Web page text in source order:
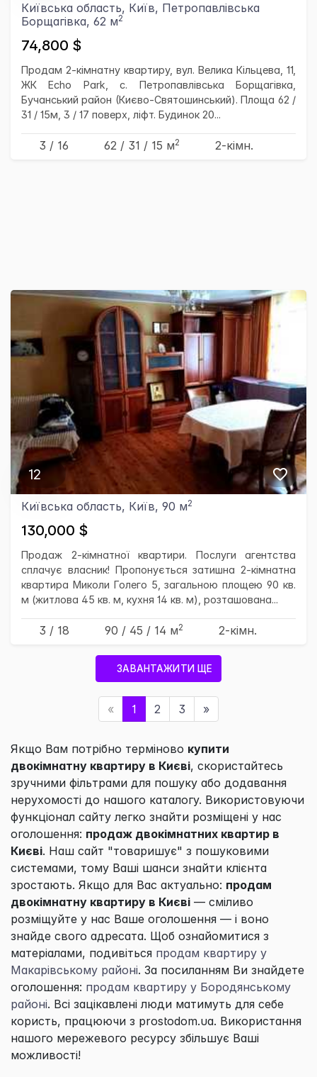
Київська область, Київ, Петропавлівська
Борщагівка, 62 м2
74,800 $
Продам 2-кімнатну квартиру, вул. Велика Кільцева, 11,
ЖК Echo Park, с. Петропавлівська Борщагівка,
Бучанський район (Києво-Святошинський). Площа 62 /
31 / 15м, 3 / 17 поверх, ліфт. Будинок 20...
3 / 16 62 / 31 / 15 м2 2-кімн.
12
Київська область, Київ, 90 м2
130,000 $
Продаж 2-кімнатної квартири. Послуги агентства
сплачує власник! Пропонується затишна 2-кімнатна
квартира Миколи Голего 5, загальною площею 90 кв.
м (житлова 45 кв. м, кухня 14 кв. м), розташована...
3 / 18 90 / 45 / 14 м2 2-кімн.
« 1 2 3 »
ЗАВАНТАЖИТИ ЩЕ
Якщо Вам потрібно терміново купити
двокімнатну квартиру в Києві, скористайтесь
зручними фільтрами для пошуку або додавання
нерухомості до нашого каталогу. Використовуючи
функціонал сайту легко знайти розміщені у нас
оголошення: продаж двокімнатних квартир в
Києві. Наш сайт "товаришує" з пошуковими
системами, тому Ваші шанси знайти клієнта
зростають. Якщо для Вас актуально: продам
двокімнатну квартиру в Києві — сміливо
розміщуйте у нас Ваше оголошення — і воно
знайде свого адресата. Щоб ознайомитися з
матеріалами, подивіться продам квартиру у
Макарівському районі. За посиланням Ви знайдете
оголошення: продам квартиру у Бородянському
районі. Всі зацікавлені люди матимуть для себе
користь, працюючи з prostodom.ua. Використання
нашого мережевого ресурсу збільшує Ваші
можливості!